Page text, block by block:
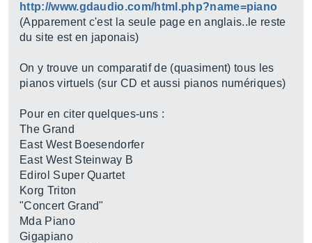
http://www.gdaudio.com/html.php?name=piano
(Apparement c'est la seule page en anglais..le reste
du site est en japonais)
On y trouve un comparatif de (quasiment) tous les
pianos virtuels (sur CD et aussi pianos numériques)
Pour en citer quelques-uns :
The Grand
East West Boesendorfer
East West Steinway B
Edirol Super Quartet
Korg Triton
"Concert Grand"
Mda Piano
Gigapiano